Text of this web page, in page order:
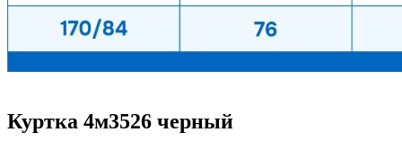
Куртка 4м3526 черный